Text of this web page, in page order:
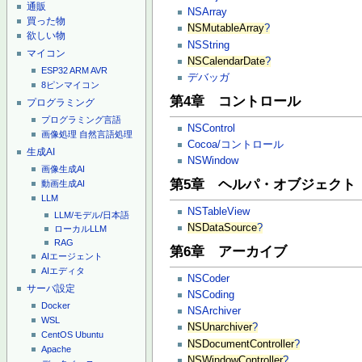
通販
買った物
欲しい物
マイコン
ESP32ARMAVR
8ピンマイコン
プログラミング
プログラミング言語
画像処理 自然言語処理
生成AI
画像生成AI
動画生成AI
LLM
LLM/モデル/日本語
ローカルLLM
RAG
AIエージェント
AIエディタ
サーバ設定
Docker
WSL
CentOS Ubuntu
Apache
NSArray
NSMutableArray?
NSString
NSCalendarDate?
デバッガ
第4章 コントロール
NSControl
Cocoa/コントロール
NSWindow
第5章 ヘルパ・オブジェクト
NSTableView
NSDataSource?
第6章 アーカイブ
NSCoder
NSCoding
NSArchiver
NSUnarchiver?
NSDocumentController?